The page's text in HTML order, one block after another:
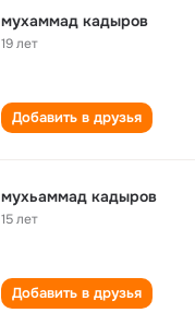
мухаммад кадыров
19 лет
Добавить в друзья
мухьаммад кадыров
15 лет
Добавить в друзья